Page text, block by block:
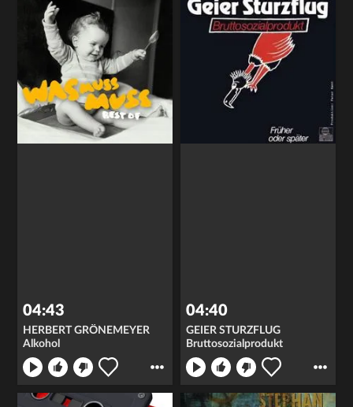
04:43
HERBERT GRÖNEMEYER
Alkohol
04:40
GEIER STURZFLUG
Bruttosozialprodukt